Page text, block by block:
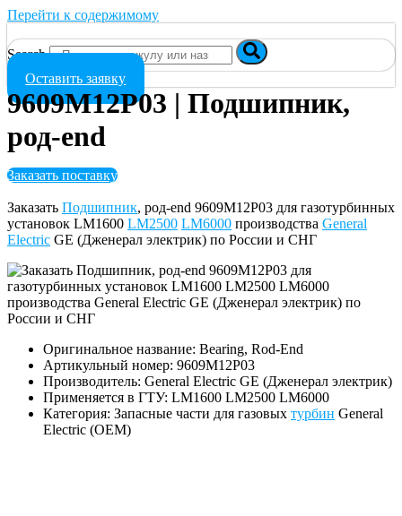
Перейти к содержимому
Search
Оставить заявку
9609M12P03 | Подшипник,
род-end
Заказать поставку
Заказать Подшипник, род-end 9609M12P03 для газотурбинных
установок LM1600 LM2500 LM6000 производства General
Electric GE (Дженерал электрик) по России и СНГ
Оригинальное название: Bearing, Rod-End
Артикульный номер: 9609M12P03
Производитель: General Electric GE (Дженерал электрик)
Применяется в ГТУ: LM1600 LM2500 LM6000
Категория: Запасные части для газовых турбин General
Electric (OEM)